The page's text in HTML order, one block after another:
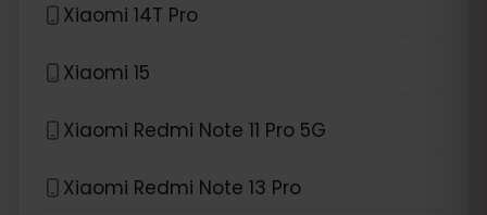
Xiaomi 14T Pro
Xiaomi 15
Xiaomi Redmi Note 11 Pro 5G
Xiaomi Redmi Note 13 Pro